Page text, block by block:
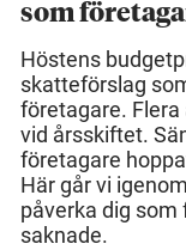
som
Höstens
skatteförslag
företagare.
vid årsskiftet.
företagare
Här går vi
påverka dig
saknade.